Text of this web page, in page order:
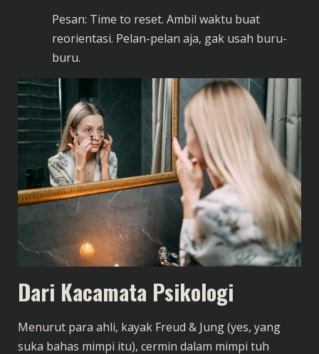
Pesan: Time to reset. Ambil waktu buat
reorientasi. Pelan-pelan aja, gak usah buru-
buru.
Dari Kacamata Psikologi
Menurut para ahli, kayak Freud & Jung (yes, yang
suka bahas mimpi itu), cermin dalam mimpi tuh